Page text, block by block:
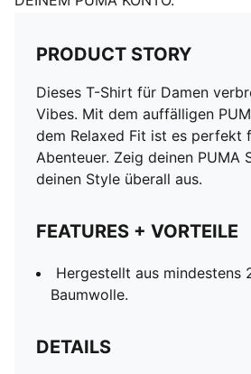
PRODUCT STORY
Dieses T-Shirt für Damen
Vibes. Mit dem auffälligen
dem Relaxed Fit ist es perfekt
Abenteuer. Zeig deinen PUMA
deinen Style überall aus.
FEATURES + VORTEILE
Hergestellt aus mindestens
Baumwolle.
DETAILS